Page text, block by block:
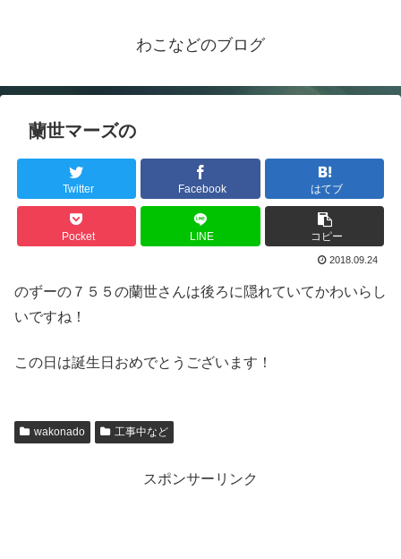
わこなどのブログ
蘭世マーズの
Twitter Facebook はてブ
Pocket LINE コピー
2018.09.24
のずーの７５５の蘭世さんは後ろに隠れていてかわいらし
いですね！
この日は誕生日おめでとうございます！
wakonado 工事中など
スポンサーリンク